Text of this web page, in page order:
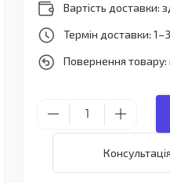
Вартість доставки:
Термін доставки:
Повернення товару:
Консультація